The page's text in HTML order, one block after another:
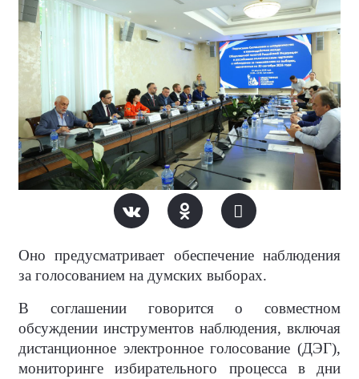
Оно предусматривает обеспечение наблюдения
за голосованием на думских выборах.
В соглашении говорится о совместном
обсуждении инструментов наблюдения, включая
дистанционное электронное голосование (ДЭГ),
мониторинге избирательного процесса в дни